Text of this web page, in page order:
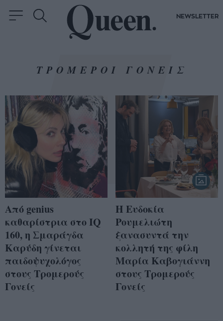
NEWSLETTER
ΤΡΟΜΕΡΟΙ ΓΟΝΕΙΣ
Από genius
καθαρίστρια στο IQ
160, η Σμαράγδα
Καρύδη γίνεται
παιδοψυχολόγος
στους Τρομερούς
Γονείς
Η Ευδοκία
Ρουμελιώτη
ξανασυντά την
κολλητή της φίλη
Μαρία Καβογιάννη
στους Τρομερούς
Γονείς